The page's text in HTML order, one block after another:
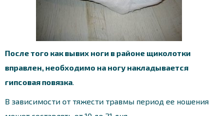
После того как вывих ноги в районе щиколотки
вправлен, необходимо на ногу накладывается
гипсовая повязка
В зависимости от тяжести травмы период ее ношения